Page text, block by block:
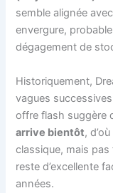
semble alignée
envergure,
dégagement de
Historiquement,
vagues
offre flash suggère
arrive bientôt,
classique, mais
reste d’excellente
années.